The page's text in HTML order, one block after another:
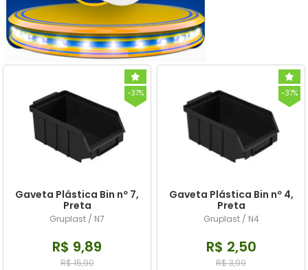
-37%
Gaveta Plástica Bin nº 7,
Preta
Gruplast / N7
R$ 9,89
R$ 15,90
-37%
Gaveta Plástica Bin nº 4,
Preta
Gruplast / N4
R$ 2,50
R$ 3,99